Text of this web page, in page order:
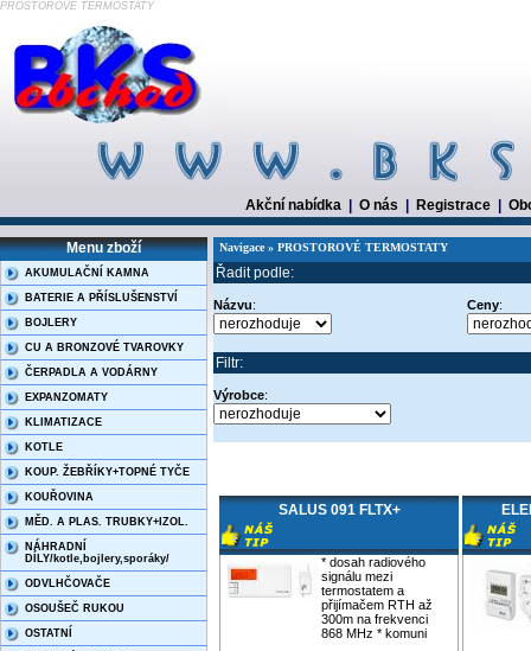
PROSTOROVÉ TERMOSTATY
Akční nabídka O nás Registrace
Menu zboží
AKUMULAČNÍ KAMNA
BATERIE A PŘÍSLUŠENSTVÍ
BOJLERY
CU A BRONZOVÉ TVAROVKY
ČERPADLA A VODÁRNY
EXPANZOMATY
KLIMATIZACE
KOTLE
KOUP. ŽEBŘÍKY+TOPNÉ TYČE
KOUŘOVINA
MĚD. A PLAS. TRUBKY+IZOL.
NÁHRADNÍ
DÍLY/kotle,bojlery,sporáky/
ODVLHČOVAČE
OSOUŠEČ RUKOU
OSTATNÍ
Navigace » PROSTOROVÉ TERMOSTATY
Řadit podle:
Názvu: Ceny:
Filtr:
Výrobce:
SALUS 091 FLTX+
* dosah radiového
signálu mezi
termostatem a
přijímačem RTH až
300m na frekvenci
868 MHz * komuni